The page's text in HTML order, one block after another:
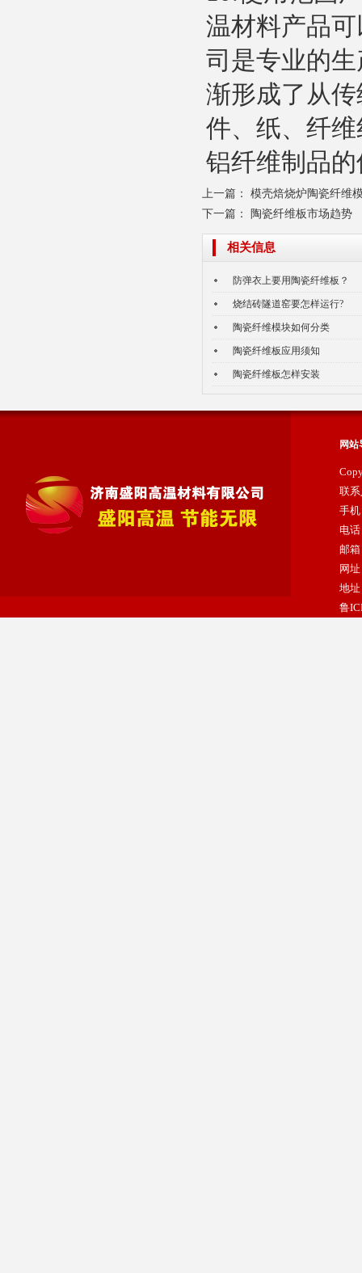
温材料产品
司是专业的
渐形成了从
件、纸、纤
铝纤维制品
上一篇： 模壳焙烧炉陶瓷纤维
下一篇：
陶瓷纤维板市场趋势
相关信息
防弹衣上要用陶瓷纤维板？
烧结砖隧道窑要怎样运行?
陶瓷纤维模块如何分类
陶瓷纤维板应用须知
陶瓷纤维板怎样安装
网站
联
手机
电
邮箱
网
地
鲁